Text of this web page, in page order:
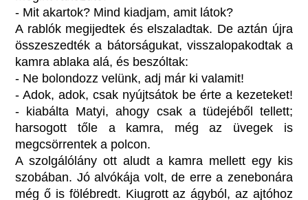
- Mit akartok? Mind kiadjam, amit látok?
A rablók megijedtek és elszaladtak. De aztán újra
összeszedték a bátorságukat, visszalopakodtak a
kamra ablaka alá, és beszóltak:
- Ne bolondozz velünk, adj már ki valamit!
- Adok, adok, csak nyújtsátok be érte a kezeteket!
- kiabálta Matyi, ahogy csak a tüdejéből tellett;
harsogott tőle a kamra, még az üvegek is
megcsörrentek a polcon.
A szolgálólány ott aludt a kamra mellett egy kis
szobában. Jó alvókája volt, de erre a zenebonára
még ő is fölébredt. Kiugrott az ágyból, az ajtóhoz